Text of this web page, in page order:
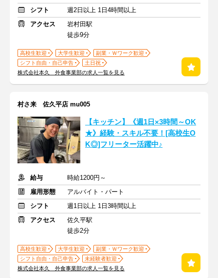
シフト
週2日以上 1日4時間以上
アクセス
岩村田駅
徒歩9分
高校生歓迎 大学生歓迎
副業・Ｗワーク歓迎
シフト自由・自己申告
土日祝
株式会社本久 外食事業部の求人一覧を見る
村さ来 佐久平店 mu005
【キッチン】《週1日×3時間～OK
★》経験・スキル不要！[高校生O
K◎]フリーター活躍中♪
給与
時給1200円～
雇用形態
アルバイト・パート
シフト
週1日以上 1日3時間以上
アクセス
佐久平駅
徒歩2分
高校生歓迎 大学生歓迎
副業・Ｗワーク歓迎
シフト自由・自己申告
未経験者歓迎
株式会社本久 外食事業部の求人一覧を見る